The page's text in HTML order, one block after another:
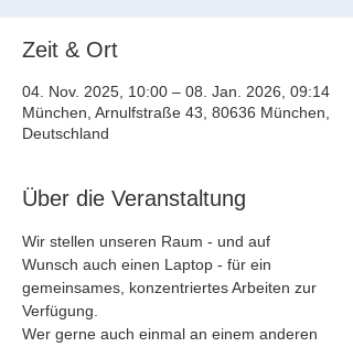
Zeit & Ort
04. Nov. 2025, 10:00 – 08. Jan. 2026, 09:14
München, Arnulfstraße 43, 80636 München,
Deutschland
Über die Veranstaltung
Wir stellen unseren Raum - und auf
Wunsch auch einen Laptop - für ein
gemeinsames, konzentriertes Arbeiten zur
Verfügung.
Wer gerne auch einmal an einem anderen